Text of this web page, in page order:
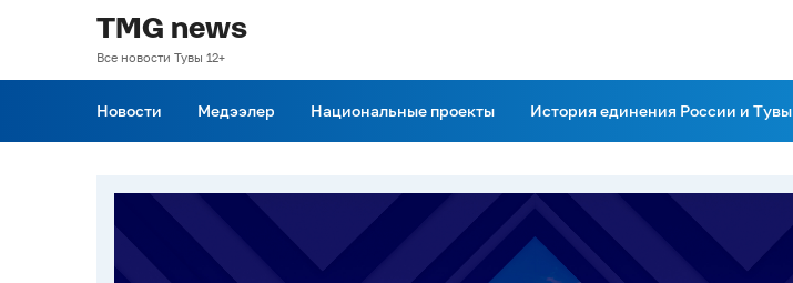
TMG news
Все новости Тувы 12+
Новости Медээлер Национальные проекты История единения России и Тувы